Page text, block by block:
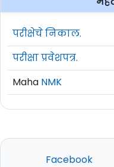
Post Name:
Post
No.
Specialist
परीक्षेचे निकाल.
परीक्षा प्रवेशपत्र.
Maha NMK
Facebook